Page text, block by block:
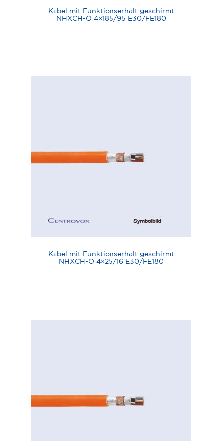
Kabel mit Funktionserhalt geschirmt
NHXCH-O 4×185/95 E30/FE180
Kabel mit Funktionserhalt geschirmt
NHXCH-O 4×25/16 E30/FE180